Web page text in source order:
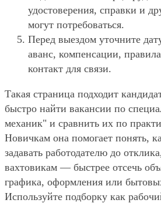
удостоверения, справки и
могут потребоваться.
Перед выездом уточните
аванс, компенсации,
контакт для связи.
Такая страница подходит
быстро найти вакансии по
механик" и сравнить их по
Новичкам она помогает понять,
задавать работодателю до
вахтовикам — быстрее отсечь
графика, оформления или
Используйте подборку как